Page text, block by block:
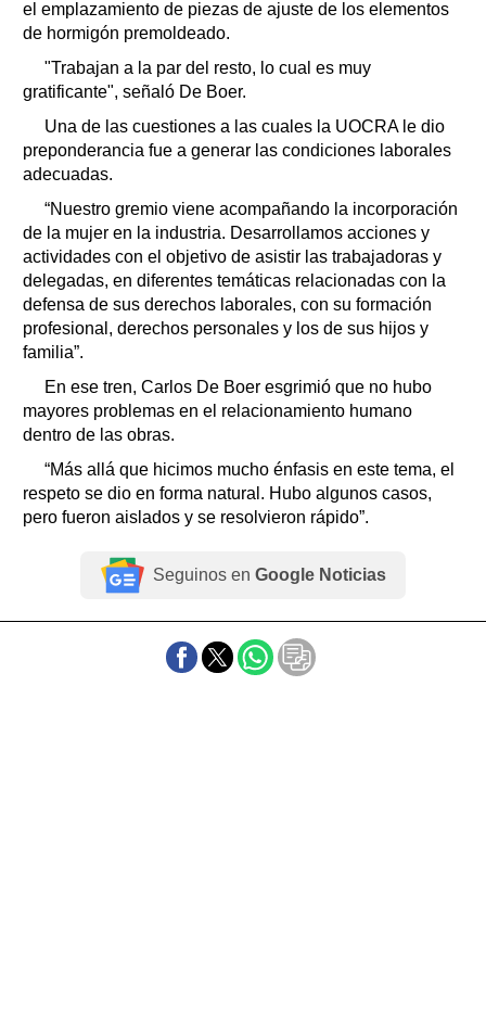
el emplazamiento de piezas de ajuste de los elementos
de hormigón premoldeado.
"Trabajan a la par del resto, lo cual es muy
gratificante", señaló De Boer.
Una de las cuestiones a las cuales la UOCRA le dio
preponderancia fue a generar las condiciones laborales
adecuadas.
“Nuestro gremio viene acompañando la incorporación
de la mujer en la industria. Desarrollamos acciones y
actividades con el objetivo de asistir las trabajadoras y
delegadas, en diferentes temáticas relacionadas con la
defensa de sus derechos laborales, con su formación
profesional, derechos personales y los de sus hijos y
familia”.
En ese tren, Carlos De Boer esgrimió que no hubo
mayores problemas en el relacionamiento humano
dentro de las obras.
“Más allá que hicimos mucho énfasis en este tema, el
respeto se dio en forma natural. Hubo algunos casos,
pero fueron aislados y se resolvieron rápido”.
Seguinos en Google Noticias